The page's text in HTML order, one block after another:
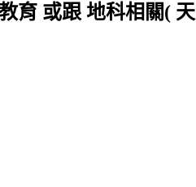
育 或跟 地科相關(